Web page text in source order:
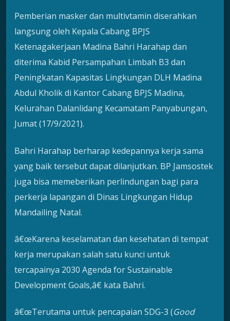
Pemberian masker dan multivtamin diserahkan
langsung oleh Kepala Cabang BPJS
Ketenagakerjaan Madina Bahri Harahap dan
diterima Kabid Persampahan Limbah B3 dan
Peningkatan Kapasitas Lingkungan DLH Madina
Abdul Kholik di Kantor Cabang BPJS Madina,
Kelurahan Dalanlidang Kecamatam Panyabungan,
Jumat (17/9/2021).
Bahri Harahap berharap kedepannya kerja sama
yang baik tersebut dapat dilanjutkan. BP Jamsostek
juga bisa memeberikan perlindungan bagi para
perkerja lapangan di Dinas Lingkungan Hidup
Mandailing Natal.
â€œKarena keselamatan dan kesehatan di tempat
kerja merupakan salah satu kunci untuk
tercapainya 2030 Agenda for Sustainable
Development Goals,â€ kata Bahri.
â€œTerutama untuk pencapaian SDG-3 (Good